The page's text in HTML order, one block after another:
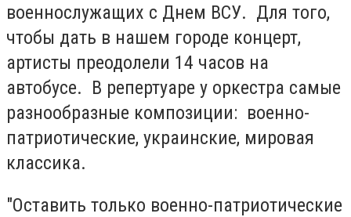
военнослужащих с Днем ВСУ. Для того,
чтобы дать в нашем городе концерт,
артисты преодолели 14 часов на
автобусе. В репертуаре у оркестра самые
разнообразные композиции: военно-
патриотические, украинские, мировая
классика.
"Оставить только военно-патриотические